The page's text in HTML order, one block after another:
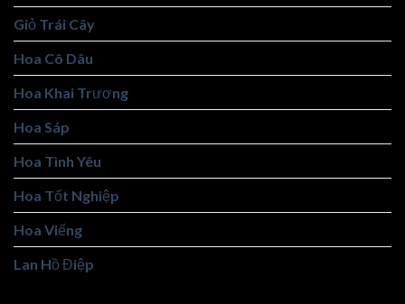
Giỏ Trái Cây
Hoa Cô Dâu
Hoa Khai Trương
Hoa Sáp
Hoa Tình Yêu
Hoa Tốt Nghiệp
Hoa Viếng
Lan Hồ Điệp